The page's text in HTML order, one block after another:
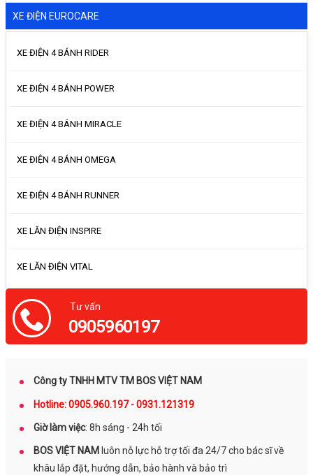
XE ĐIỆN EUROCARE
XE ĐIỆN 4 BÁNH RIDER
XE ĐIỆN 4 BÁNH POWER
XE ĐIỆN 4 BÁNH MIRACLE
XE ĐIỆN 4 BÁNH OMEGA
XE ĐIỆN 4 BÁNH RUNNER
XE LĂN ĐIỆN INSPIRE
XE LĂN ĐIỆN VITAL
Tư vấn
0905960197
Công ty TNHH MTV TM BOS VIỆT NAM
Hotline: 0905.960.197 - 0931.121319
Giờ làm việc: 8h sáng - 24h tối
BOS VIỆT NAM luôn nỗ lực hỗ trợ tối đa 24/7 cho bác sĩ về
khâu lắp đặt, hướng dẫn, bảo hành và bảo trì